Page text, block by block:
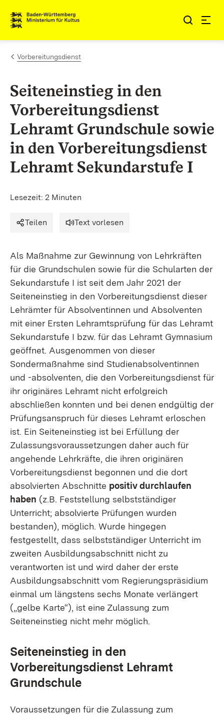
Zum Inhalt springen
Link zur Startseite
Vorbereitungsdienst
Seiteneinstieg in den
Vorbereitungsdienst
Lehramt Grundschule sowie
in den Vorbereitungsdienst
Lehramt Sekundarstufe I
Lesezeit: 2 Minuten
Teilen Text vorlesen
Als Maßnahme zur Gewinnung von Lehrkräften
für die Grundschulen sowie für die Schularten der
Sekundarstufe I ist seit dem Jahr 2021 der
Seiteneinstieg in den Vorbereitungsdienst dieser
Lehrämter für Absolventinnen und Absolventen
mit einer Ersten Lehramtsprüfung für das Lehramt
Sekundarstufe I bzw. für das Lehramt Gymnasium
geöffnet. Ausgenommen von dieser
Sondermaßnahme sind Studienabsolventinnen
und -absolventen, die den Vorbereitungsdienst für
ihr originäres Lehramt nicht erfolgreich
abschließen konnten und bei denen endgültig der
Prüfungsanspruch für dieses Lehramt erloschen
ist. Ein Seiteneinstieg ist bei Erfüllung der
Zulassungsvoraussetzungen daher auch für
angehende Lehrkräfte, die ihren originären
Vorbereitungsdienst begonnen und die dort
absolvierten Abschnitte positiv durchlaufen
haben (z.B. Feststellung selbstständiger
Unterricht; absolvierte Prüfungen wurden
bestanden), möglich. Wurde hingegen
festgestellt, dass selbstständiger Unterricht im
zweiten Ausbildungsabschnitt nicht zu
verantworten ist und wird daher der erste
Ausbildungsabschnitt vom Regierungspräsidium
einmal um längstens sechs Monate verlängert
(„gelbe Karte“), ist eine Zulassung zum
Seiteneinstieg nicht mehr möglich.
Seiteneinstieg in den
Vorbereitungsdienst Lehramt
Grundschule
Voraussetzungen für die Zulassung zum